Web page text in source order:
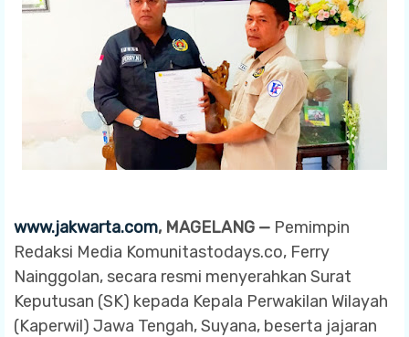
www.jakwarta.com, MAGELANG — Pemimpin
Redaksi Media Komunitastodays.co, Ferry
Nainggolan, secara resmi menyerahkan Surat
Keputusan (SK) kepada Kepala Perwakilan Wilayah
(Kaperwil) Jawa Tengah, Suyana, beserta jajaran